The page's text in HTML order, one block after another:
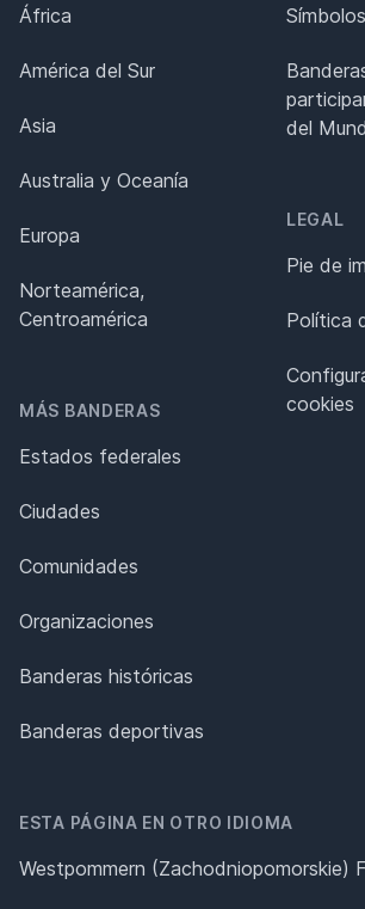
África
América del Sur
Asia
Australia y Oceanía
Europa
Norteamérica,
Centroamérica
MÁS BANDERAS
Estados federales
Ciudades
Comunidades
Organizaciones
Banderas históricas
Banderas deportivas
del
LEGAL
Pie de
Política
cookies
ESTA PÁGINA EN OTRO IDIOMA
Westpommern (Zachodniopomorskie)